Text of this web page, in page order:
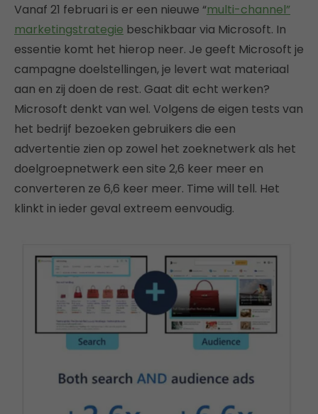
Vanaf 21 februari is er een nieuwe “multi-channel”
marketingstrategie beschikbaar via Microsoft. In
essentie komt het hierop neer. Je geeft Microsoft je
campagne doelstellingen, je levert wat materiaal
aan en zij doen de rest. Gaat dit echt werken?
Microsoft denkt van wel. Volgens de eigen tests van
het bedrijf bezoeken gebruikers die een
advertentie zien op zowel het zoeknetwerk als het
doelgroepnetwerk een site 2,6 keer meer en
converteren ze 6,6 keer meer. Time will tell. Het
klinkt in ieder geval extreem eenvoudig.